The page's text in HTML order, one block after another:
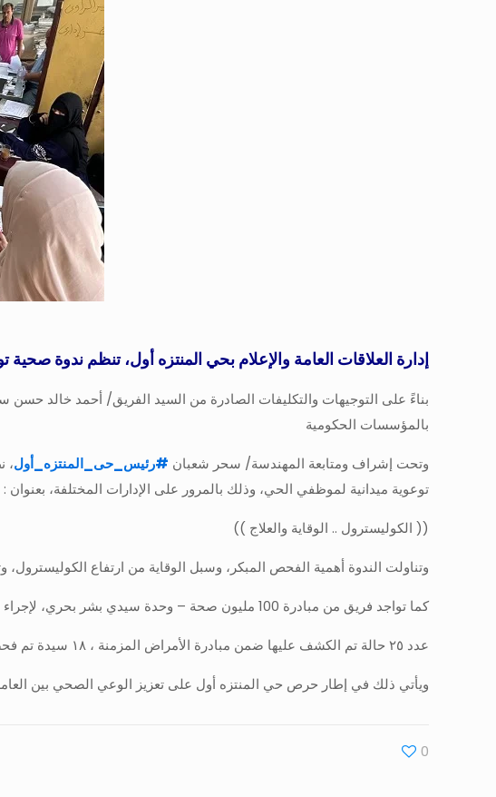
إدارة العلاقات العامة والإعلام بحي المنتزه أول، تنظم ندوة صحية توعوية حول الكوليسترول،
بناءً على التوجيهات والتكليفات الصادرة من السيد الفريق/ أحمد خالد حسن
بالمؤسسات الحكومية
وتحت إشراف ومتابعة المهندسة/ سحر شعبان #رئيس_حى_المنتزه_أول،
توعوية ميدانية لموظفي الحي، وذلك بالمرور على الإدارات المختلفة، بعنوان :
(( الكوليسترول .. الوقاية والعلاج ))
وتناولت الندوة أهمية الفحص المبكر، وسبل الوقاية من ارتفاع الكوليسترول،
كما تواجد فريق من مبادرة 100 مليون صحة – وحدة سيدي بشر بحري، لإجراء الكشوفات الطبية المجانية لموظفي الحي، وأسفرت عن :
عدد ٢٥ حالة تم الكشف عليها ضمن مبادرة الأمراض المزمنة ، ١٨ سيدة تم فحصهن ضمن مبادرة صحة المرأة ، ٢٠ حالة ضمن الكشف المبكر عن الأورام
ويأتي ذلك في إطار حرص حي المنتزه أول على تعزيز الوعي الصحي بين
0